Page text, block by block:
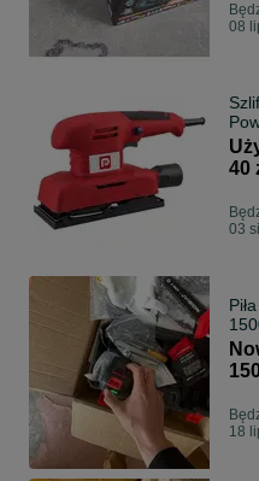
08
40
03
18